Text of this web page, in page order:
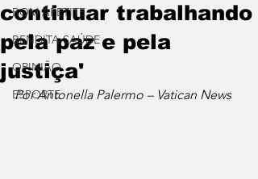
BOM APETITE
BENDITA SAÚDE
OPINIÃO
ESPORTE
continuar trabalhando
pela paz e pela
justiça'
Por Antonella Palermo – Vatican News